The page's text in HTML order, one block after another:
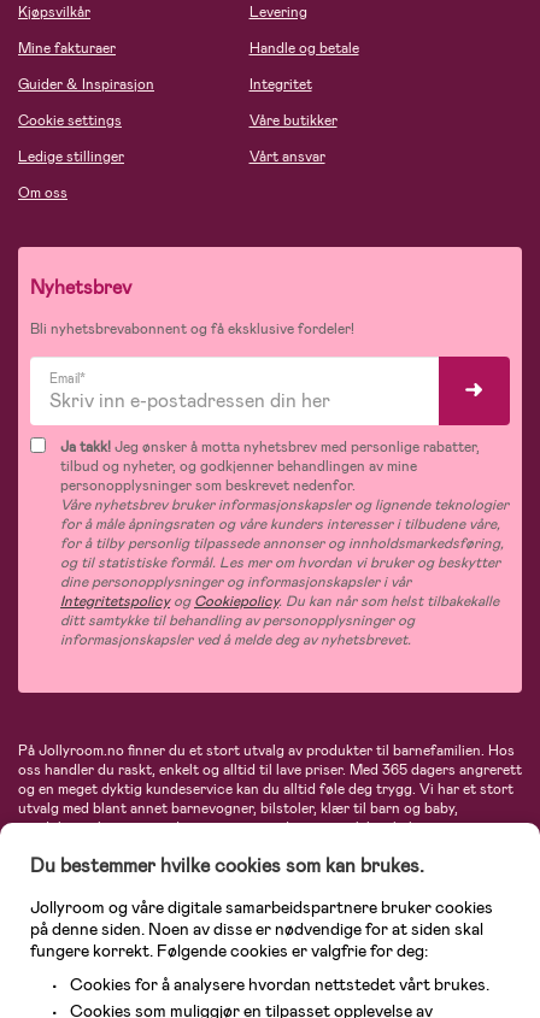
Kjøpsvilkår
Mine fakturaer
Guider & Inspirasjon
Cookie settings
Ledige stillinger
Om oss
Levering
Handle og betale
Integritet
Våre butikker
Vårt ansvar
Nyhetsbrev
Bli nyhetsbrevabonnent og få eksklusive fordeler!
Email*
Ja takk!Jeg ønsker å motta nyhetsbrev med personlige rabatter,
tilbud og nyheter, og godkjenner behandlingen av mine
personopplysninger som beskrevet nedenfor.
Våre nyhetsbrev bruker informasjonskapsler og lignende teknologier
for å måle åpningsraten og våre kunders interesser i tilbudene våre,
for å tilby personlig tilpassede annonser og innholdsmarkedsføring,
og til statistiske formål. Les mer om hvordan vi bruker og beskytter
dine personopplysninger og informasjonskapsler i vår
IntegritetspolicyogCookiepolicy. Du kan når som helst tilbakekalle
ditt samtykke til behandling av personopplysninger og
informasjonskapsler ved å melde deg av nyhetsbrevet.
På Jollyroom.no finner du et stort utvalg av produkter til barnefamilien. Hos
oss handler du raskt, enkelt og alltid til lave priser. Med 365 dagers angrerett
og en meget dyktig kundeservice kan du alltid føle deg trygg. Vi har et stort
utvalg med blant annet barnevogner, bilstoler, klær til barn og baby,
produkter til mor, mengder av inspirerende interiør, leker, babyustyr og mye
Maxi-Cosi, Baby Jogger, BabyBjörn, Didriksons, KidKraft, Ergobaby, Philips
største nettbutikk for barn og baby!
Du bestemmer hvilke cookies som kan brukes.
Jollyroom og våre digitale samarbeidspartnere bruker cookies
på denne siden. Noen av disse er nødvendige for at siden skal
fungere korrekt. Følgende cookies er valgfrie for deg:
Cookies for å analysere hvordan nettstedet vårt brukes.
Cookies som muliggjør en tilpasset opplevelse av